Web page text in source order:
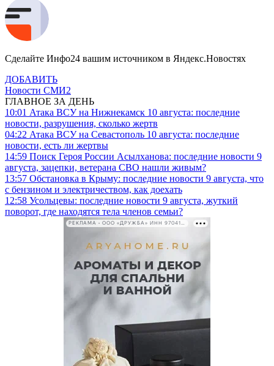
Сделайте Инфо24 вашим источником в Яндекс.Новостях
ДОБАВИТЬ
Новости СМИ2
ГЛАВНОЕ ЗА ДЕНЬ
10:01 Атака ВСУ на Нижнекамск 10 августа: последние
новости, разрушения, сколько жертв
04:22 Атака ВСУ на Севастополь 10 августа: последние
новости, есть ли жертвы
14:59 Поиск Героя России Асылханова: последние новости 9
августа, зацепки, ветерана СВО нашли живым?
13:57 Обстановка в Крыму: последние новости 9 августа, что
с бензином и электричеством, как доехать
12:58 Усольцевы: последние новости 9 августа, жуткий
поворот, где находятся тела членов семьи?
РЕКЛАМА • ООО «ДРУЖБА» ИНН 9704146411